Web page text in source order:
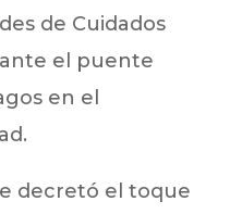
de Cuidados
el puente
en el
decretó el toque